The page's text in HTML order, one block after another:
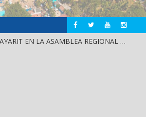
PARTICIPA NAYARIT EN LA ASAMBLEA REGIONAL DE CONSULTA PARA LA LEY DE DERECHOS INDÍGENAS Y AFROMEXICANOS